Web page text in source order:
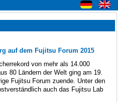
auf dem Fujitsu Forum 2015
von mehr als 14.000
80 Ländern der Welt ging am 19.
Fujitsu Forum zuende. Unter den
auch das Fujitsu Lab